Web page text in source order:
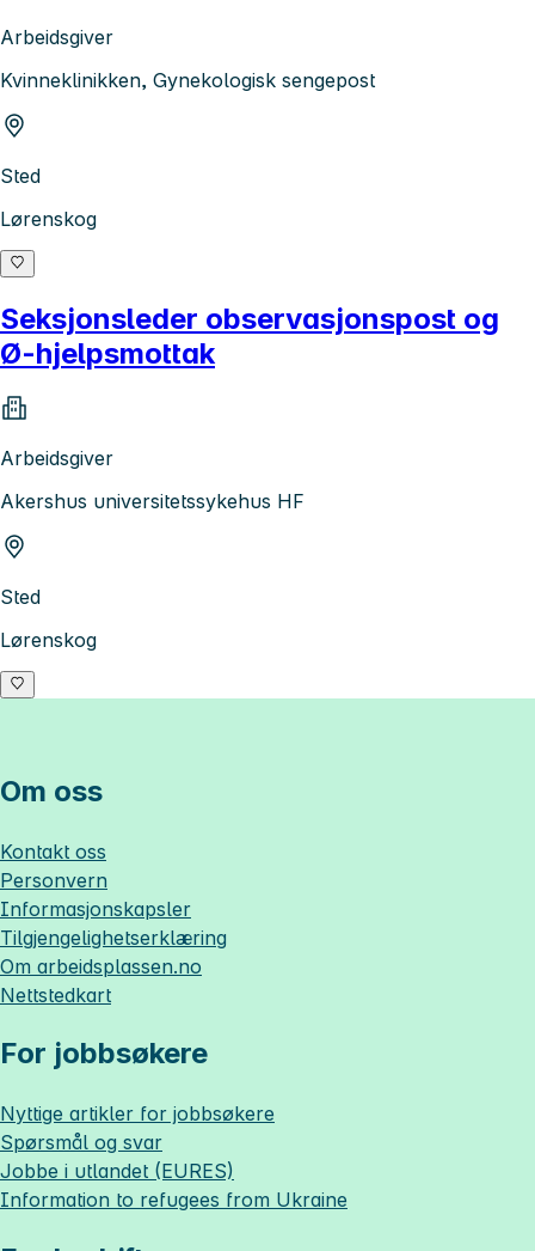
Arbeidsgiver
Kvinneklinikken, Gynekologisk sengepost
Sted
Lørenskog
Seksjonsleder observasjonspost og
Ø-hjelpsmottak
Arbeidsgiver
Akershus universitetssykehus HF
Sted
Lørenskog
Om oss
Kontakt oss
Personvern
Informasjonskapsler
Tilgjengelighetserklæring
Om arbeidsplassen.no
Nettstedkart
For jobbsøkere
Nyttige artikler for jobbsøkere
Spørsmål og svar
Jobbe i utlandet (EURES)
Information to refugees from Ukraine